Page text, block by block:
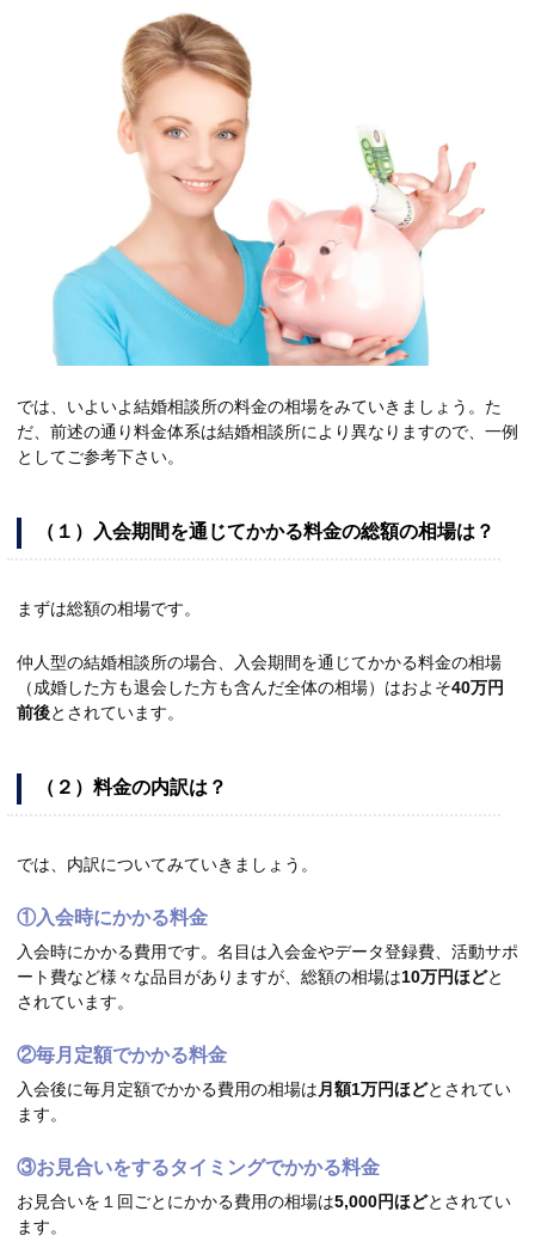
では、いよいよ結婚相談所の料金の相場をみていきましょう。た
だ、前述の通り料金体系は結婚相談所により異なりますので、一例
としてご参考下さい。
（１）入会期間を通じてかかる料金の総額の相場は？
まずは総額の相場です。
仲人型の結婚相談所の場合、入会期間を通じてかかる料金の相場
（成婚した方も退会した方も含んだ全体の相場）はおよそ40万円
前後とされています。
（２）料金の内訳は？
では、内訳についてみていきましょう。
①入会時にかかる料金
入会時にかかる費用です。名目は入会金やデータ登録費、活動サポ
ート費など様々な品目がありますが、総額の相場は10万円ほどと
されています。
②毎月定額でかかる料金
入会後に毎月定額でかかる費用の相場は 月 額1万円ほどとされてい
ます。
③お見合いをするタイミングでかかる料金
お見合いを１回ごとにかかる費用の相場は5,000円ほどとされてい
ます。